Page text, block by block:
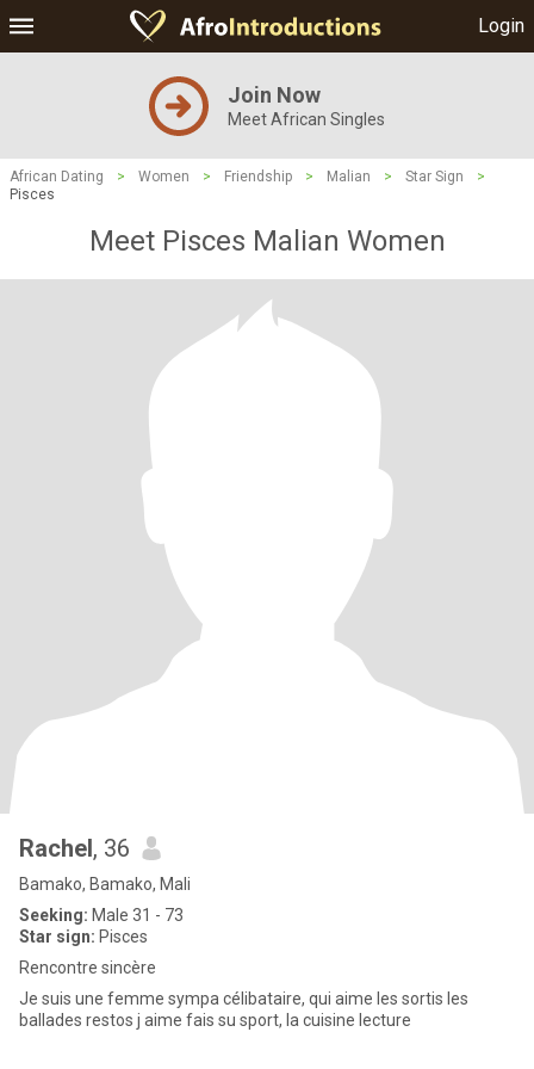
Login
Join Now
Meet African Singles
African Dating > Women > Friendship > Malian > Star Sign
>
Pisces
Meet Pisces Malian Women
Rachel, 36
Bamako, Bamako, Mali
Seeking: Male 31 - 73
Star sign: Pisces
Rencontre sincère
Je suis une femme sympa célibataire, qui aime les sortis les
ballades restos j aime fais su sport, la cuisine lecture